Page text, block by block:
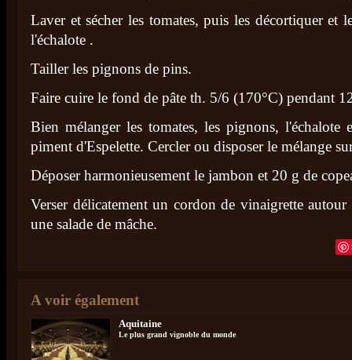
Laver et sécher les tomates, puis les décortiquer et
l'échalote .
Tailler les pignons de pins.
Faire cuire le fond de pâte th. 5/6 (170°C) pendant
Bien mélanger les tomates, les pignons, l'échalote
piment d'Espelette. Cercler ou disposer le mélange
Déposer harmonieusement le jambon et 20 g de
Verser délicatement un cordon de vinaigrette
une salade de mâche.
A voir également
Aquitaine
Le plus grand vignoble du monde